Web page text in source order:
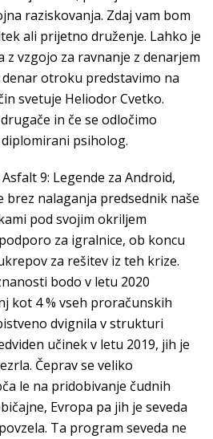
raziskovanja. Zdaj vam bom
ali prijetno druženje. Lahko je
z vzgojo za ravnanje z denarjem
otroku predstavimo na
svetuje Heliodor Cvetko.
in če se odločimo
psiholog.
9: Legende za Android,
brez nalaganja predsednik naše
pod svojim okriljem
za igralnice, ob koncu
za rešitev iz teh krize.
bodo v letu 2020
kot 4 % vseh proračunskih
dvignila v strukturi
učinek v letu 2019, jih je
Čeprav se veliko
le na pridobivanje čudnih
Evropa pa jih je seveda
Ta program seveda ne